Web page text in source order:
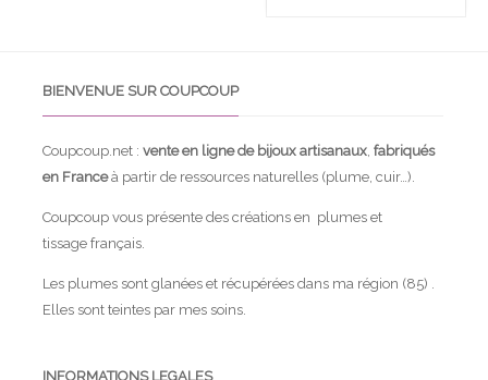
BIENVENUE SUR COUPCOUP
Coupcoup.net : vente en ligne de bijoux artisanaux fabriqués
en Franceà partir de ressources naturelles (plume, cuir…).
Coupcoup vous présente des créations en plumes et
tissage français.
Les plumes sont glanées et récupérées dans ma région (85) .
Elles sont teintes par mes soins.
INFORMATIONS LEGALES